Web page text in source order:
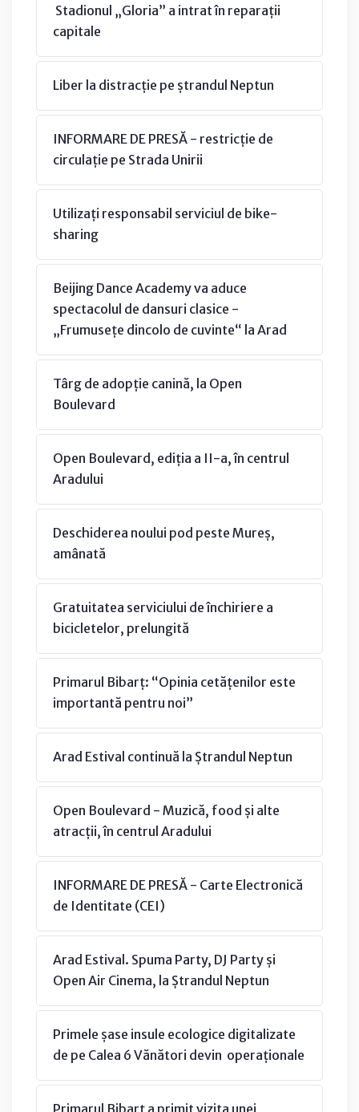
Stadionul „Gloria” a intrat în reparații
capitale
Liber la distracție pe ștrandul Neptun
INFORMARE DE PRESĂ - restricție de
circulație pe Strada Unirii
Utilizați responsabil serviciul de bike-
sharing
Beijing Dance Academy va aduce
spectacolul de dansuri clasice -
„Frumusețe dincolo de cuvinte“ la Arad
Târg de adopție canină, la Open
Boulevard
Open Boulevard, ediția a II-a, în centrul
Aradului
Deschiderea noului pod peste Mureș,
amânată
Gratuitatea serviciului de închiriere a
bicicletelor, prelungită
Primarul Bibarț: “Opinia cetățenilor este
importantă pentru noi”
Arad Estival continuă la Ștrandul Neptun
Open Boulevard - Muzică, food și alte
atracții, în centrul Aradului
INFORMARE DE PRESĂ - Carte Electronică
de Identitate (CEI)
Arad Estival. Spuma Party, DJ Party și
Open Air Cinema, la Ștrandul Neptun
Primele șase insule ecologice digitalizate
de pe Calea 6 Vănători devin operaționale
Primarul Bibarț a primit vizita unei